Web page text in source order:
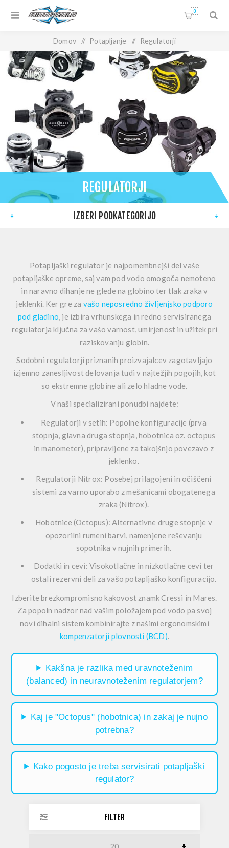
0
Domov / Potapljanje / Regulatorji
REGULATORJI
IZBERI PODKATEGORIJO
Potapljaški regulator je najpomembnejši del vaše
potapljaške opreme, saj vam pod vodo omogoča nemoteno
in naravno dihanje ne glede na globino ter tlak zraka v
jeklenki. Ker gre za vašo neposredno življenjsko podporo
pod gladino, je izbira vrhunskega in redno servisiranega
regulatorja ključna za vašo varnost, umirjenost in užitek pri
raziskovanju globin.
Sodobni regulatorji priznanih proizvajalcev zagotavljajo
izjemno zanesljivost delovanja tudi v najtežjih pogojih, kot
so ekstremne globine ali zelo hladne vode.
V naši specializirani ponudbi najdete:
Regulatorji v setih: Popolne konfiguracije (prva
stopnja, glavna druga stopnja, hobotnica oz. octopus
in manometer), pripravljene za takojšnjo povezavo z
jeklenko.
Regulatorji Nitrox: Posebej prilagojeni in očiščeni
sistemi za varno uporabo z mešanicami obogatenega
zraka (Nitrox).
Hobotnice (Octopus): Alternativne druge stopnje v
opozorilni rumeni barvi, namenjene reševanju
sopotnika v nujnih primerih.
Dodatki in cevi: Visokotlačne in nizkotlačne cevi ter
ostali rezervni deli za vašo potapljaško konfiguracijo.
Izberite brezkompromisno kakovost znamkCressi in Mares.
Za popoln nadzor nad vašim položajem pod vodo pa svoj
novi dihalni sistem kombinirajte z našimi ergonomskimi
kompenzatorji plovnosti (BCD).
Kakšna je razlika med uravnoteženim
(balanced) in neuravnoteženim regulatorjem?
Kaj je "Octopus" (hobotnica) in zakaj je nujno
potrebna?
Kako pogosto je treba servisirati potapljaški
regulator?
FILTER